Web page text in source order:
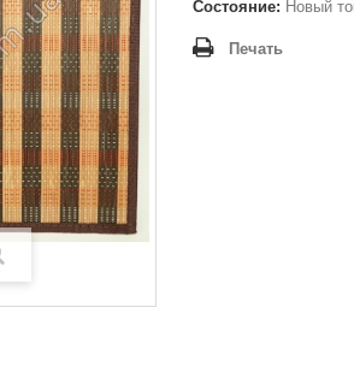
Состояние: Новый
Печать